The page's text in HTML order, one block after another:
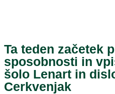
Ta teden začetek
sposobnosti in
šolo Lenart in
Cerkvenjak